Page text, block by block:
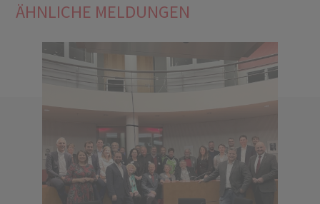
ÄHNLICHE MELDUNGEN